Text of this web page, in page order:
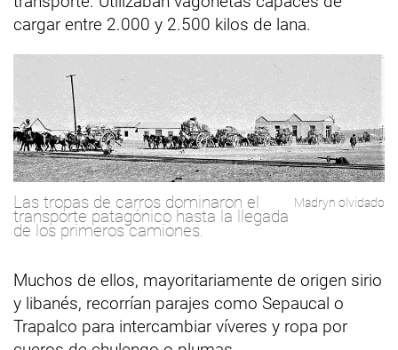
cargar entre 2.000 y 2.500 kilos de lana.
Las tropas de carros dominaron el
transporte patagónico hasta la llegada
de los primeros camiones.
Madryn olvidado
Muchos de ellos, mayoritariamente de origen sirio
y libanés, recorrían parajes como Sepaucal o
Trapalco para intercambiar víveres y ropa por